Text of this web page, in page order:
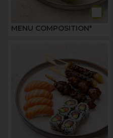
MENU COMPOSITION*